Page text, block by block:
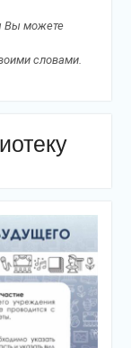
Вы можете
словами.